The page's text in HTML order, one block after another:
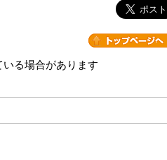
る場合があります